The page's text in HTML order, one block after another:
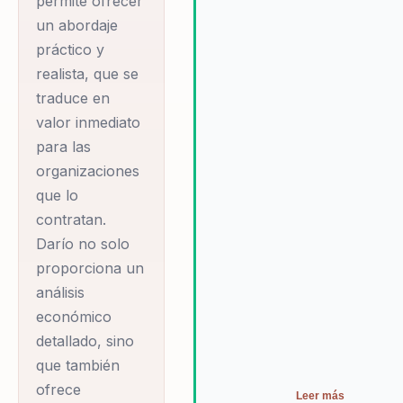
prosperar en
entornos
económicos volátiles.
Darío es conocido
por su capacidad
para simplificar
conceptos
económicos
complejos,
haciéndolos
accesibles y
comprensibles para
audiencias de todos
los niveles. Esto lo
convierte en un
un abordaje
práctico y
realista, que se
traduce en
valor inmediato
para las
organizaciones
que lo
contratan.
Darío no solo
proporciona un
análisis
económico
detallado, sino
que también
ofrece
Leer más